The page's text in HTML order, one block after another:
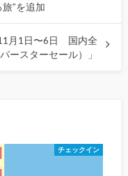
”を追加
月1日〜6日 国内全
ースターセール）」
チェックイン